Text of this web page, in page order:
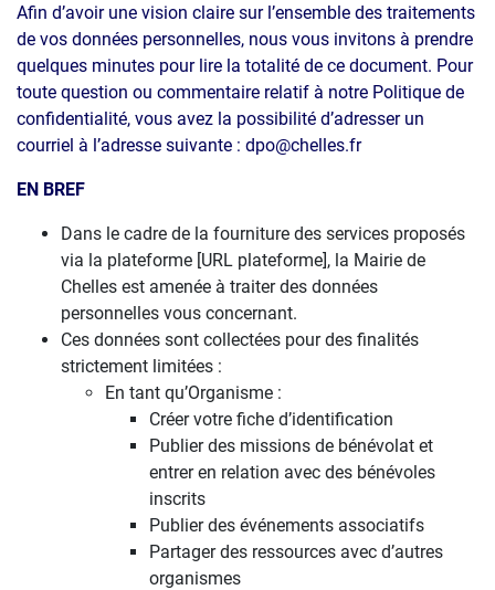
Afin d’avoir une vision claire sur l’ensemble des traitements
de vos données personnelles, nous vous invitons à prendre
quelques minutes pour lire la totalité de ce document. Pour
toute question ou commentaire relatif à notre Politique de
confidentialité, vous avez la possibilité d’adresser un
courriel à l’adresse suivante : dpo@chelles.fr
EN BREF
Dans le cadre de la fourniture des services proposés
via la plateforme [URL plateforme], la Mairie de
Chelles est amenée à traiter des données
personnelles vous concernant.
Ces données sont collectées pour des finalités
strictement limitées :
En tant qu’Organisme :
Créer votre fiche d’identification
Publier des missions de bénévolat et
entrer en relation avec des bénévoles
inscrits
Publier des événements associatifs
Partager des ressources avec d’autres
organismes